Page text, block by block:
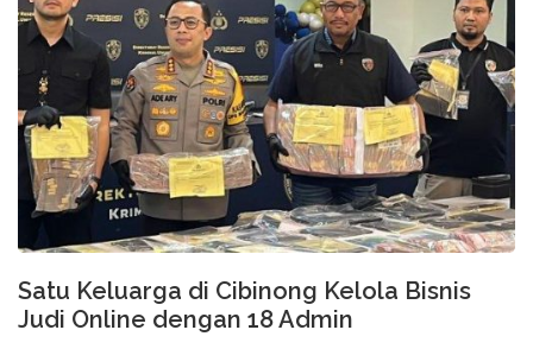
Satu Keluarga di Cibinong Kelola Bisnis
Judi Online dengan 18 Admin